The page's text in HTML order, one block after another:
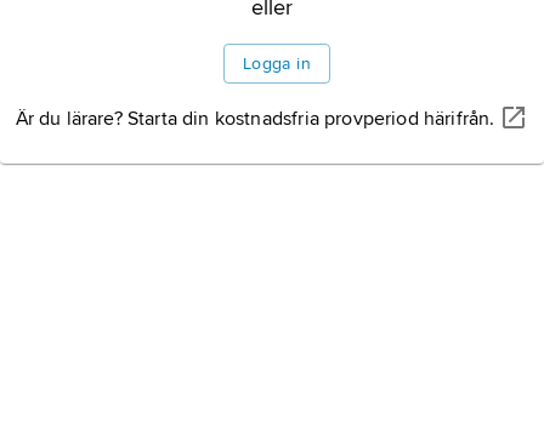
eller
Logga in
Är du lärare? Starta din kostnadsfria provperiod härifrån.